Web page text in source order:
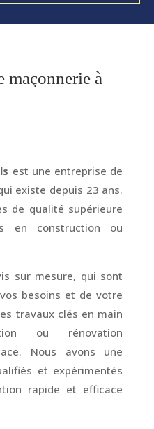
maçonnerie à
est une entreprise de
existe depuis 23 ans.
de qualité supérieure
en construction ou
sur mesure, qui sont
besoins et de votre
travaux clés en main
ou rénovation
Nous avons une
et expérimentés
rapide et efficace